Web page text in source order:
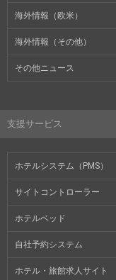
海外情報（欧米）
海外情報（その他）
その他ニュース
支援サービス
ホテルシステム（PMS）
サイトコントローラー
ホテルベッド
自社予約システム
ホテル・旅館求人サイト